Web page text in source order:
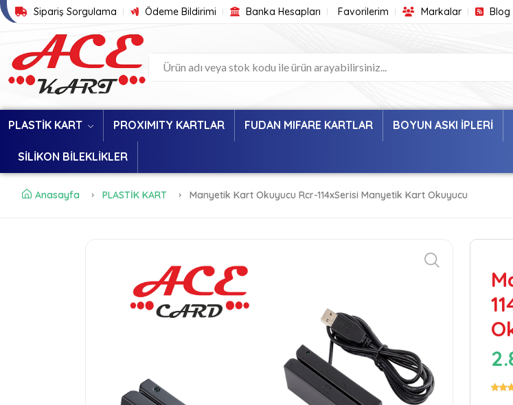
Sipariş Sorgulama Ödeme Bildirimi Banka Hesapları Favorilerim Markalar Blog
PLASTİK KART PROXIMITY KARTLAR FUDAN MIFARE KARTLAR BOYUN ASKI İPLERİ
SİLİKON BİLEKLİKLER
Anasayfa PLASTİK KART Manyetik Kart Okuyucu Rcr-114xSerisi Manyetik Kart Okuyucu